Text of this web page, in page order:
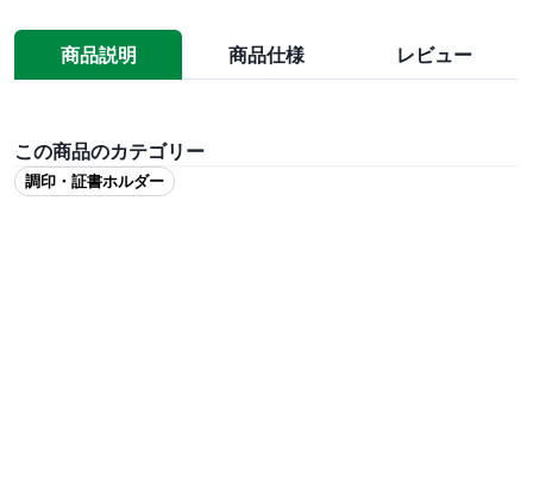
商品説明 商品仕様 レビュー
この商品のカテゴリー
調印・証書ホルダー